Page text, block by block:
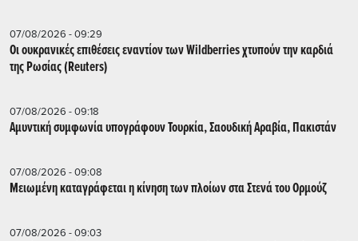
07/08/2026 - 09:29
Οι ουκρανικές επιθέσεις εναντίον των Wildberries χτυπούν την καρδιά
της Ρωσίας (Reuters)
07/08/2026 - 09:18
Αμυντική συμφωνία υπογράφουν Τουρκία, Σαουδική Αραβία, Πακιστάν
07/08/2026 - 09:08
Μειωμένη καταγράφεται η κίνηση των πλοίων στα Στενά του Ορμούζ
07/08/2026 - 09:03